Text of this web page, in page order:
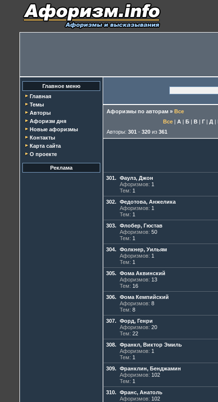
Главное меню
Главная
Темы
Авторы
Афоризм дня
Новые афоризмы
Контакты
Карта сайта
О проекте
Реклама
Афоризмы по авторам » Все
Все | А | Б | В | Г | Д |
Авторы: 301 - 320 из 361
301. Фаулз, Джон
Афоризмов: 1
Тем: 1
302. Федотова, Анжелика
Афоризмов: 1
Тем: 1
303. Флобер, Гюстав
Афоризмов: 50
Тем: 1
304. Фолкнер, Уильям
Афоризмов: 1
Тем: 1
305. Фома Аквинский
Афоризмов: 13
Тем: 16
306. Фома Кемпийский
Афоризмов: 8
Тем: 8
307. Форд, Генри
Афоризмов: 20
Тем: 22
308. Франкл, Виктор Эмиль
Афоризмов: 1
Тем: 1
309. Франклин, Бенджамин
Афоризмов: 102
Тем: 1
310. Франс, Анатоль
Афоризмов: 102